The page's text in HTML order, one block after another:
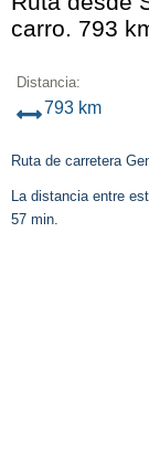
carro. 793
Distancia:
793 km
Ruta de carretera
La distancia entre
57 min.